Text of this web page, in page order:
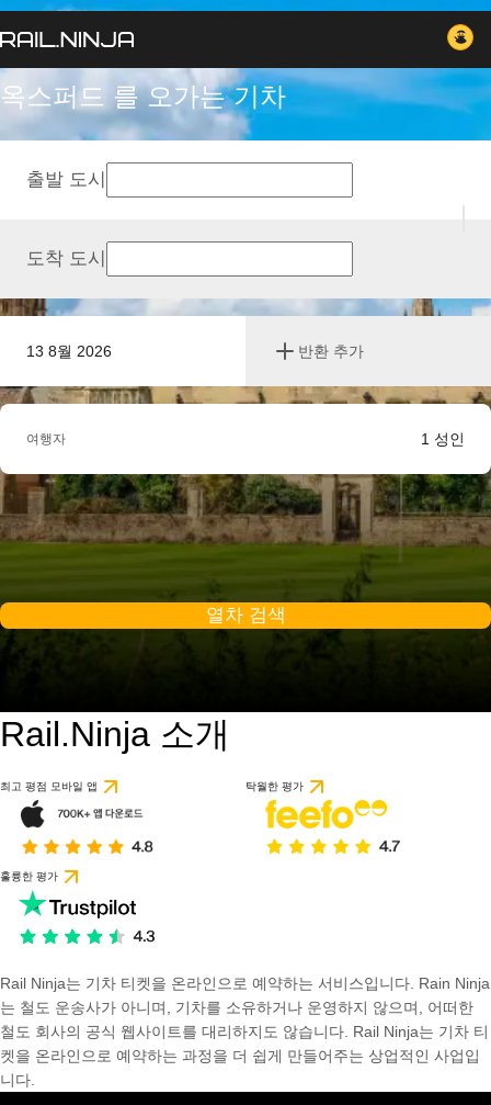
옥스퍼드 를 오가는 기차
13 8월 2026 반환 추가
출발 도시
도착 도시
여행자 1 성인
열차 검색
Rail.Ninja 소개
최고 평점 모바일 앱 탁월한 평가
훌륭한 평가
Rail Ninja는 기차 티켓을 온라인으로 예약하는 서비스입니다. Rain Ninja
는 철도 운송사가 아니며, 기차를 소유하거나 운영하지 않으며, 어떠한
철도 회사의 공식 웹사이트를 대리하지도 않습니다. Rail Ninja는 기차 티
켓을 온라인으로 예약하는 과정을 더 쉽게 만들어주는 상업적인 사업입
니다.